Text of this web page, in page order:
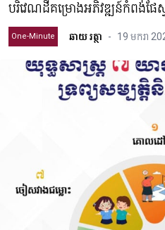
បរិវេណដីគម្រោងអភិវឌ្ឍន៍កំពង់ផ
One-Minute ឆាយ រត្ថា - 19 មករា